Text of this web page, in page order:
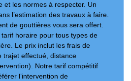
et les normes à respecter. Un
l’estimation des travaux à faire.
de gouttières vous sera offert.
horaire pour tous types de
Le prix inclut les frais de
trajet effectué, distance
Notre tarif compétitif
l’intervention de